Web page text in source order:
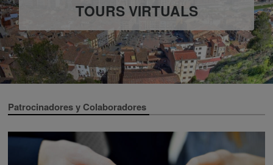
TOURS VIRTUALS
Patrocinadores y Colaboradores